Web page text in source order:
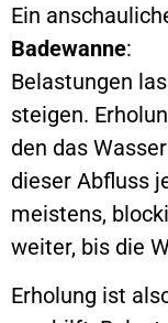
Ein
Badewanne:
Belastungen
steigen.
den das
dieser Abfluss
meistens,
weiter, bis die
Erholung ist